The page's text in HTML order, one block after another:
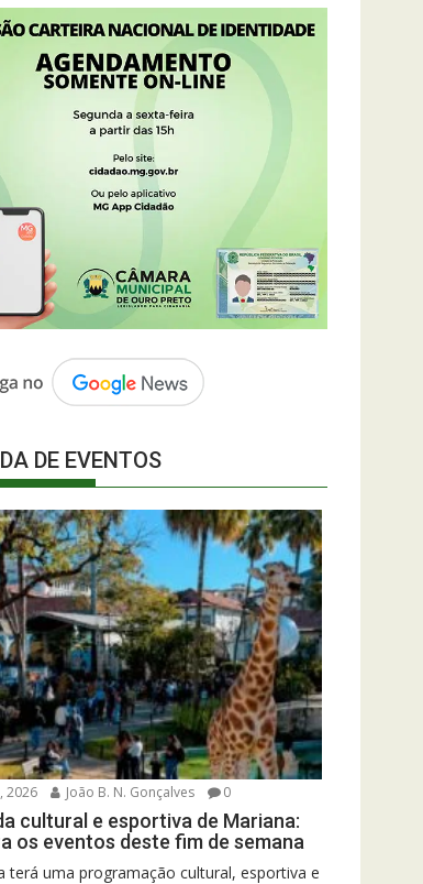
DE EVENTOS
2026 João B. N. Gonçalves 0
cultural e esportiva de Mariana:
os eventos deste fim de semana
terá uma programação cultural, esportiva e